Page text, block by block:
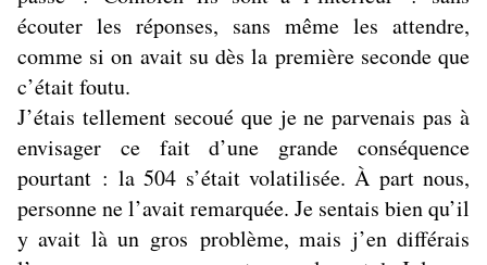
écouter les réponses, sans même les attendre,
comme si on avait su dès la première seconde que
c’était foutu.
J’étais tellement secoué que je ne parvenais pas à
envisager ce fait d’une grande conséquence
pourtant : la 504 s’était volatilisée. À part nous,
personne ne l’avait remarquée. Je sentais bien qu’il
y avait là un gros problème, mais j’en différais